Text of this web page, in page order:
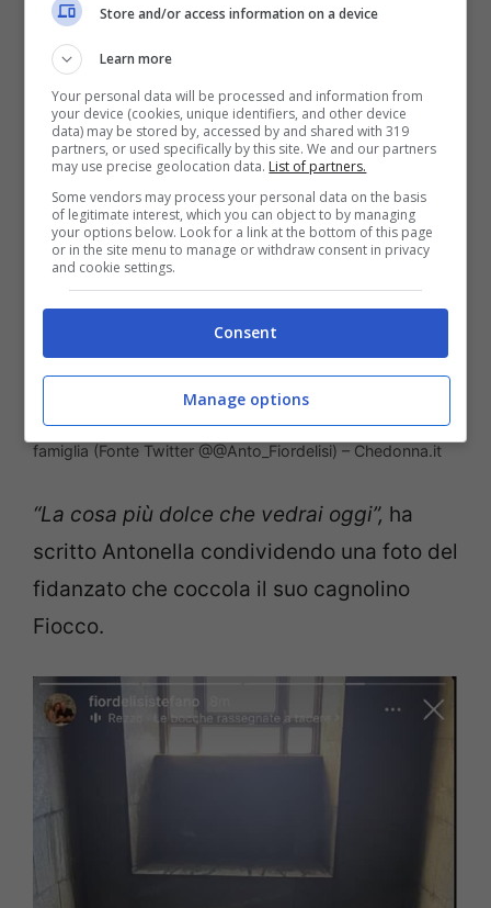
Edoardo Donnamaria e Antonella Fiordelisi sono già una
famiglia (Fonte Twitter @@Anto_Fiordelisi) – Chedonna.it
“La cosa più dolce che vedrai oggi”, ha
scritto Antonella condividendo una foto del
fidanzato che coccola il suo cagnolino
Fiocco.
Store and/or access information on a device
Learn more
Your personal data will be processed and information from
your device (cookies, unique identifiers, and other device
data) may be stored by, accessed by and shared with 319
partners, or used specifically by this site. We and our partners
may use precise geolocation data. List of partners.
Some vendors may process your personal data on the basis
of legitimate interest, which you can object to by managing
your options below. Look for a link at the bottom of this page
or in the site menu to manage or withdraw consent in privacy
and cookie settings.
Consent
Manage options